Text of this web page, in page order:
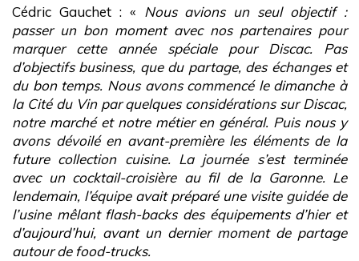
Cédric Gauchet : « Nous avions un seul objectif :
passer un bon moment avec nos partenaires pour
marquer cette année spéciale pour Discac. Pas
d’objectifs business, que du partage, des échanges et
du bon temps. Nous avons commencé le dimanche à
la Cité du Vin par quelques considérations sur Discac,
notre marché et notre métier en général. Puis nous y
avons dévoilé en avant-première les éléments de la
future collection cuisine. La journée s’est terminée
avec un cocktail-croisière au fil de la Garonne. Le
lendemain, l’équipe avait préparé une visite guidée de
l’usine mêlant flash-backs des équipements d’hier et
d’aujourd’hui, avant un dernier moment de partage
autour de food-trucks.